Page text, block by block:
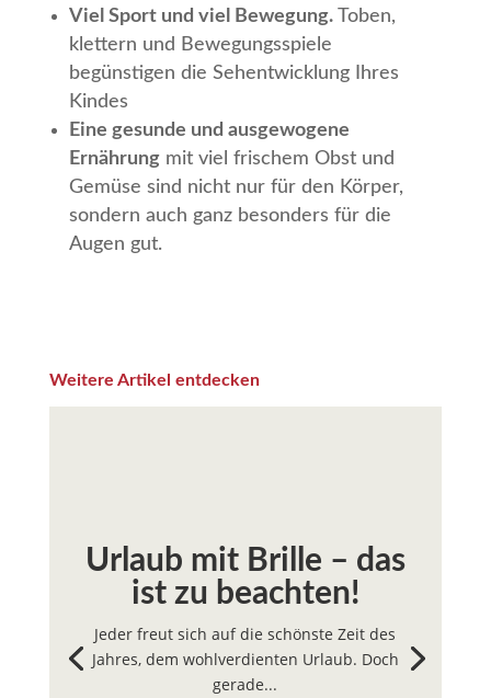
Viel Sport und viel Bewegung.Toben,
klettern und Bewegungsspiele
begünstigen die Sehentwicklung Ihres
Kindes
Eine gesunde und ausgewogene
Ernährungmit viel frischem Obst und
Gemüse sind nicht nur für den Körper,
sondern auch ganz besonders für die
Augen gut.
Weitere Artikel entdecken
Urlaub mit Brille – das
ist zu beachten!
Jeder freut sich auf die schönste Zeit des
Jahres, dem wohlverdienten Urlaub. Doch
gerade...